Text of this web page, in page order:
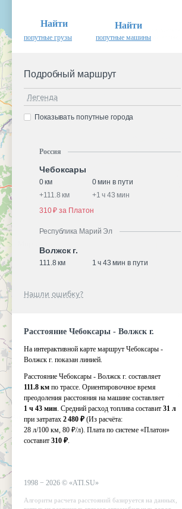
Найти
попутные грузы
Найти
попутные машины
Подробный маршрут
Легенда
Показывать попутные города
Россия
Чебоксары
0 км
0 мин в пути
+111.8 км +1 ч 43 мин
310 ₽ за Платон
Республика Марий Эл
Волжск г.
111.8 км 1 ч 43 мин в пути
Нашли ошибку?
Расстояние Чебоксары - Волжск г.
На интерактивной карте маршрут Чебоксары -
Волжск г. показан линией.
Расстояние Чебоксары - Волжск г. составляет
111.8 км по трассе. Ориентировочное время
преодоления расстояния на машине составляет
1 ч 43 мин. Средний расход топлива составит 31 л
при затратах 2 480 ₽ (Из расчёта:
28 л/100 км, 80 ₽/л). Плата по системе «Платон»
составит 310 ₽.
1998 − 2026 © «ATI.SU»
Алгоритм расчета расстояний базируется на данных,